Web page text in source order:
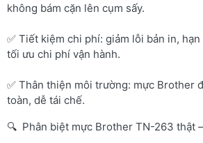
không bám cặn lên cụm sấy.
✅ Tiết kiệm chi phí: giảm lỗi bản in,
tối ưu chi phí vận hành.
✅ Thân thiện môi trường: mực Brother
toàn, dễ tái chế.
🔍 Phân biệt mực Brother TN-263 thật